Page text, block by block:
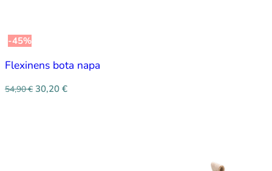
-45%
Flexinens bota napa
54,90€ 30,20 €